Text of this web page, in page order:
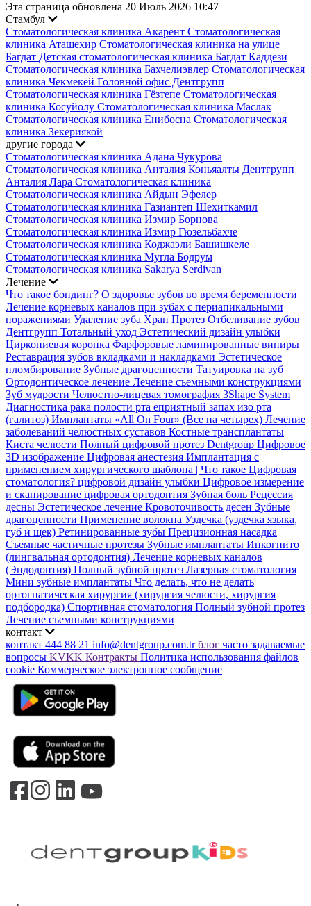
Эта страница обновлена 20 Июль 2026 10:47
Стамбул
Стоматологическая клиника Акарент Стоматологическая
клиника Аташехир Стоматологическая клиника на улице
Багдат Детская стоматологическая клиника Багдат Каддези
Стоматологическая клиника Бахчелиэвлер Стоматологическая
клиника Чекмекёй Головной офис Дентгрупп
Стоматологическая клиника Гёзтепе Стоматологическая
клиника Косуйолу Стоматологическая клиника Маслак
Стоматологическая клиника Енибосна Стоматологическая
клиника Зекериякой
другие города
Стоматологическая клиника Адана Чукурова
Стоматологическая клиника Анталия Коньяалты Дентгрупп
Анталия Лара Стоматологическая клиника
Стоматологическая клиника Айдын Эфелер
Стоматологическая клиника Газиантеп Шехиткамил
Стоматологическая клиника Измир Борнова
Стоматологическая клиника Измир Гюзельбахче
Стоматологическая клиника Коджаэли Башишкеле
Стоматологическая клиника Мугла Бодрум
Стоматологическая клиника Sakarya Serdivan
Лечение
Что такое бондинг? О здоровье зубов во время беременности
Лечение корневых каналов при зубах с периапикальными
поражениями Удаление зуба Храп Протез Отбеливание зубов
Дентгрупп Тотальный уход Эстетический дизайн улыбки
Циркониевая коронка Фарфоровые ламинированные виниры
Реставрация зубов вкладками и накладками Эстетическое
пломбирование Зубные драгоценности Татуировка на зуб
Ортодонтическое лечение Лечение съемными конструкциями
Зуб мудрости Челюстно-лицевая томография 3Shape System
Диагностика рака полости рта еприятный запах изо рта
(галитоз) Имплантаты «All On Four» (Все на четырех) Лечение
заболеваний челюстных суставов Костные трансплантаты
Киста челюсти Полный цифровой протез Dentgroup Цифровое
3D изображение Цифровая анестезия Имплантация с
применением хирургического шаблона | Что такое Цифровая
стоматология? цифровой дизайн улыбки Цифровое измерение
и сканирование цифровая ортодонтия Зубная боль Рецессия
десны Эстетическое лечение Кровоточивость десен Зубные
драгоценности Применение волокна Уздечка (уздечка языка,
губ и щек) Ретинированные зубы Прецизионная насадка
Съемные частичные протезы Зубные имплантаты Инкогнито
(лингвальная ортодонтия) Лечение корневых каналов
(Эндодонтия) Полный зубной протез Лазерная стоматология
Мини зубные имплантаты Что делать, что не делать
ортогнатическая хирургия (хирургия челюсти, хирургия
подбородка) Спортивная стоматология Полный зубной протез
Лечение съемными конструкциями
контакт
контакт 444 88 21 info@dentgroup.com.tr блог часто задаваемые
вопросы KVKK Контракты Политика использования файлов
cookie Коммерческое электронное сообщение